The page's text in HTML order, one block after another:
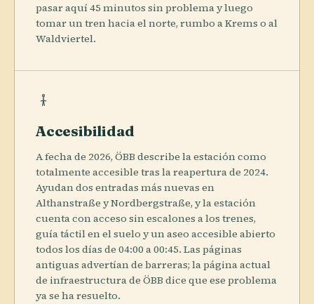
pasar aquí 45 minutos sin problema y luego
tomar un tren hacia el norte, rumbo a Krems o al
Waldviertel.
Accesibilidad
A fecha de 2026, ÖBB describe la estación como
totalmente accesible tras la reapertura de 2024.
Ayudan dos entradas más nuevas en
Althanstraße y Nordbergstraße, y la estación
cuenta con acceso sin escalones a los trenes,
guía táctil en el suelo y un aseo accesible abierto
todos los días de 04:00 a 00:45. Las páginas
antiguas advertían de barreras; la página actual
de infraestructura de ÖBB dice que ese problema
ya se ha resuelto.